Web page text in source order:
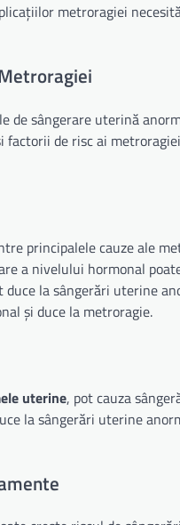
metroragiei
de sângerare uterină
factorii de risc ai
principalele cauze ale
a nivelului hormonal
duce la sângerări uterine
și duce la metroragie.
uterine, pot cauza
la sângerări uterine